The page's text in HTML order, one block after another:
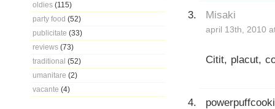
oldies (115)
party food (52)
publicitate (33)
reviews (73)
traditional (52)
umanitare (2)
vacante (4)
Misaki
april 13th, 2010
Citit, placut,